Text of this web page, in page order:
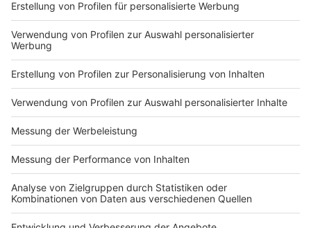
Nutzungsbedingungen
Impressum
Das Band-ABC
ROCK ANTENNE
Region wechseln